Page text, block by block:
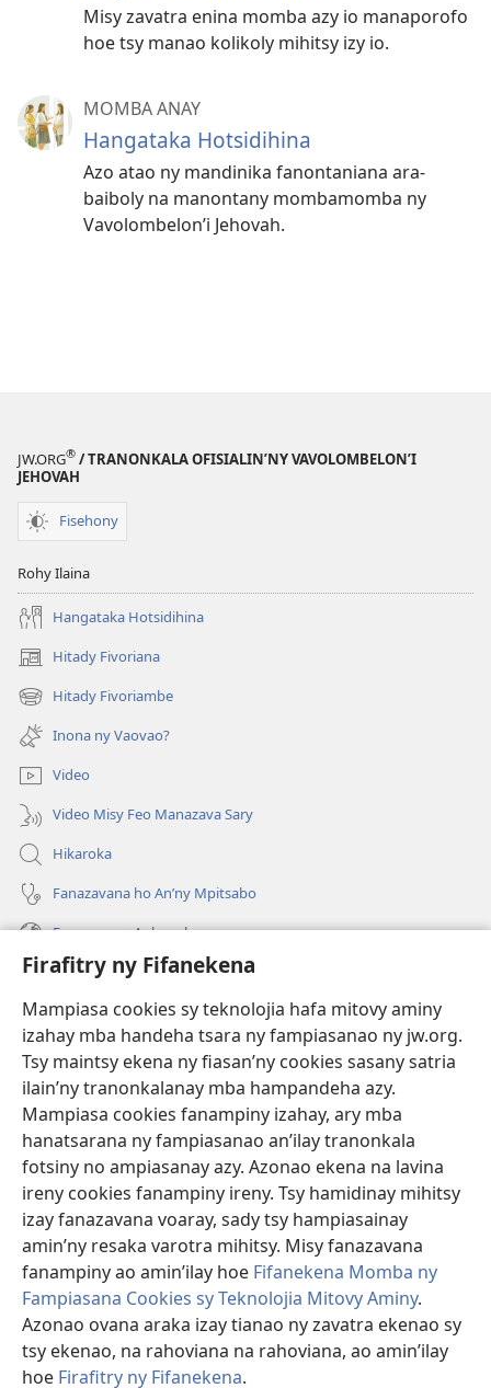
Firafitry ny Fifanekena
Mampiasa cookies sy teknolojia hafa mitovy aminy
izahay mba handeha tsara ny fampiasanao ny jw.org.
Tsy maintsy ekena ny fiasan’ny cookies sasany satria
ilain’ny tranonkalanay mba hampandeha azy.
Mampiasa cookies fanampiny izahay, ary mba
hanatsarana ny fampiasanao an’ilay tranonkala
fotsiny no ampiasanay azy. Azonao ekena na lavina
ireny cookies fanampiny ireny. Tsy hamidinay mihitsy
izay fanazavana voaray, sady tsy hampiasainay
amin’ny resaka varotra mihitsy. Misy fanazavana
fanampiny ao amin’ilay hoe Fifanekena Momba ny
Fampiasana Cookies sy Teknolojia Mitovy Aminy.
Azonao ovana araka izay tianao ny zavatra ekenao sy
tsy ekenao, na rahoviana na rahoviana, ao amin’ilay
hoe Firafitry ny Fifanekena.
Misy zavatra enina momba azy io manaporofo
hoe tsy manao kolikoly mihitsy izy io.
MOMBA ANAY
Hangataka Hotsidihina
Azo atao ny mandinika fanontaniana ara-
baiboly na manontany mombamomba ny
Vavolombelon’i Jehovah.
JW.ORG® / TRANONKALA OFISIALIN’NY VAVOLOMBELON’I
JEHOVAH
Fisehony
Rohy Ilaina
Hangataka Hotsidihina
Hitady Fivoriana
(manokatra
rohy) Hitady Fivoriambe
(manokatra
rohy) Inona ny Vaovao?
Video
Video Misy Feo Manazava Sary
Hikaroka
Fanazavana ho An’ny Mpitsabo
Fanazavana Ankapobeny
Fanampiana
Fanomezana
(manokatra
rohy)
FITEHIRIZAM-BOKIN’NY Vavolombelon’i Jehovah
(manokatra
rohy)
JW Hub
(manokatra
rohy)
JW Library
Watchtower Library ®
Copyright© 2026 Watch Tower Bible and Tract Society of Pennsylvania.
FIFANEKENA| FIFANEKENA MOMBA NY TSIAMBARATELO